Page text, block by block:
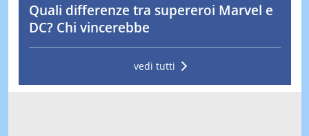
Quali differenze tra supereroi Marvel e
DC? Chi vincerebbe
vedi tutti